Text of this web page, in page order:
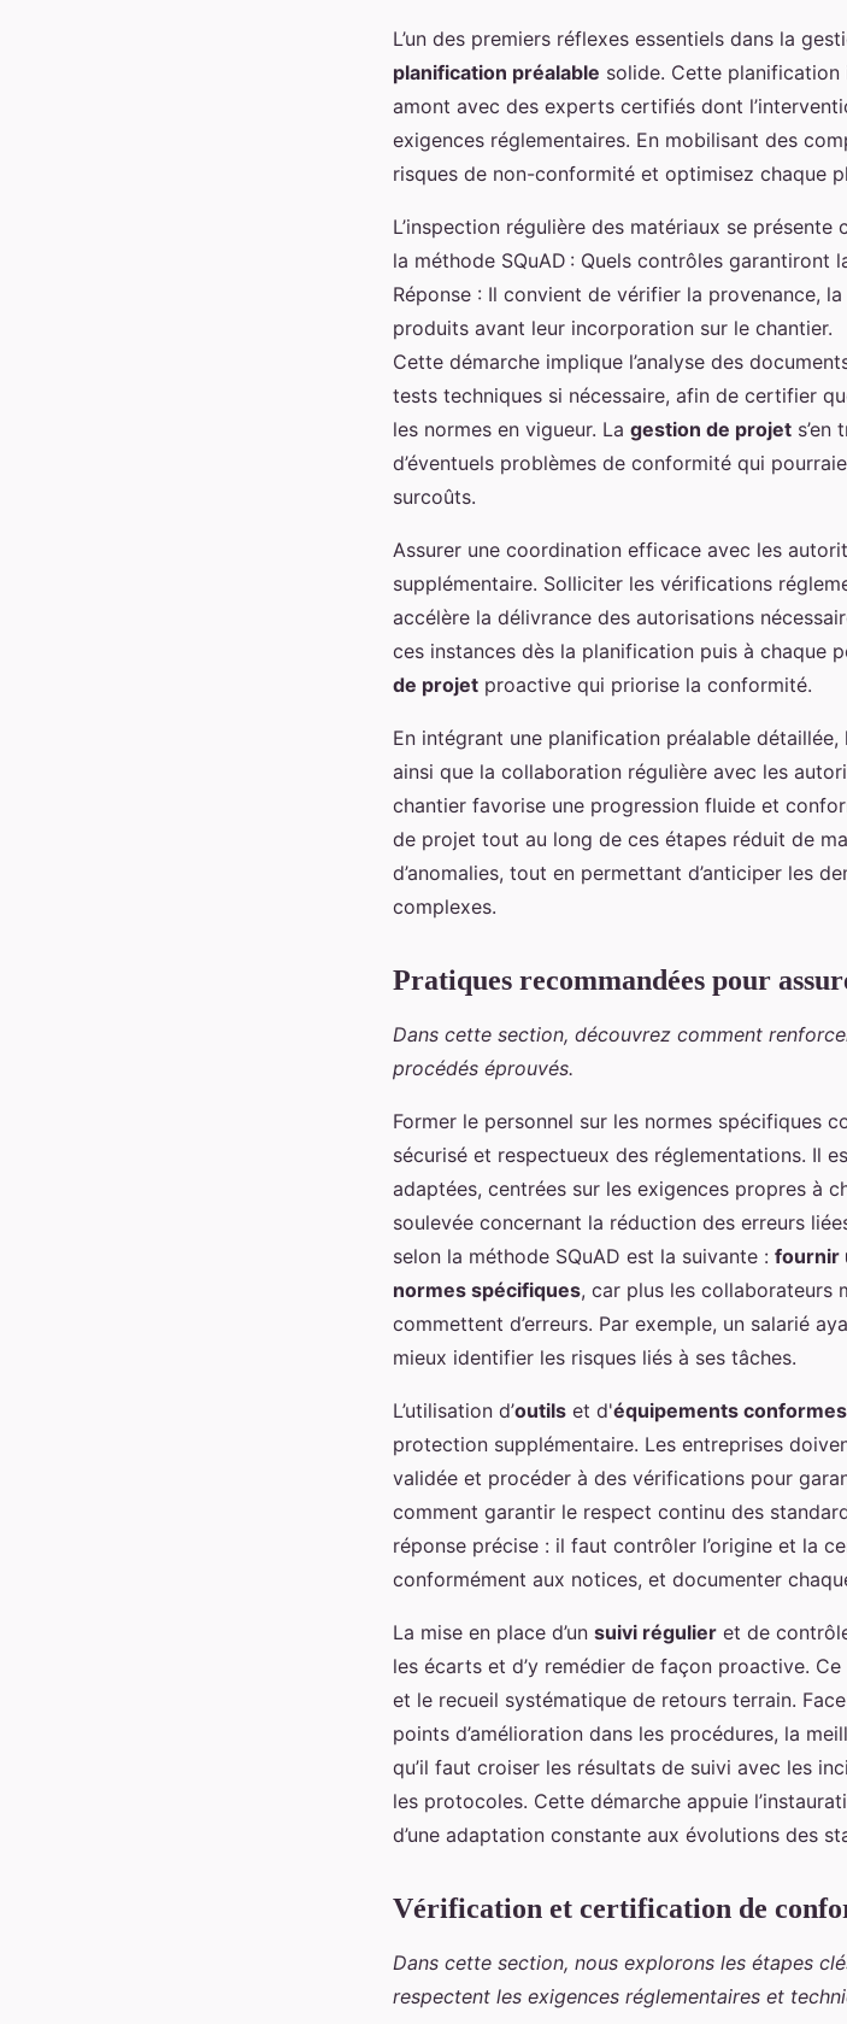
L’un des premiers réflexes essentiels dans la
planification préalable solide. Cette
amont avec des experts certifiés dont
exigences réglementaires. En mobilisant des
risques de non-conformité et optimisez chaque
L’inspection régulière des matériaux se
la méthode SQuAD : Quels contrôles garantiront
Réponse : Il convient de vérifier la provenance,
produits avant leur incorporation sur le chantier.
Cette démarche implique l’analyse des
tests techniques si nécessaire, afin de certifier
les normes en vigueur. La gestion de projet
d’éventuels problèmes de conformité qui
surcoûts.
Assurer une coordination efficace avec les
supplémentaire. Solliciter les vérifications
accélère la délivrance des autorisations
ces instances dès la planification puis à chaque
de projet proactive qui priorise la conformité.
En intégrant une planification préalable détaillée,
ainsi que la collaboration régulière avec les
chantier favorise une progression fluide et
de projet tout au long de ces étapes réduit de
d’anomalies, tout en permettant d’anticiper les
complexes.
Pratiques recommandées pour
Dans cette section, découvrez comment
procédés éprouvés.
Former le personnel sur les normes spécifiques
sécurisé et respectueux des réglementations. Il
adaptées, centrées sur les exigences propres à
soulevée concernant la réduction des erreurs
selon la méthode SQuAD est la suivante : fournir
normes spécifiques, car plus les collaborateurs
commettent d’erreurs. Par exemple, un salarié
mieux identifier les risques liés à ses tâches.
L’utilisation d’outils et d'équipements
protection supplémentaire. Les entreprises
validée et procéder à des vérifications pour
comment garantir le respect continu des
réponse précise : il faut contrôler l’origine et la
conformément aux notices, et documenter
La mise en place d’un suivi régulier et de
les écarts et d’y remédier de façon proactive.
et le recueil systématique de retours terrain.
points d’amélioration dans les procédures, la
qu’il faut croiser les résultats de suivi avec les
les protocoles. Cette démarche appuie
d’une adaptation constante aux évolutions des
Vérification et certification de
Dans cette section, nous explorons les étapes
respectent les exigences réglementaires et